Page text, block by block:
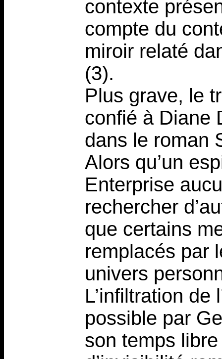
contexte
compte du
miroir relaté
(3).
Plus grave, le
confié à Diane
dans le roman
Alors qu’un
Enterprise
rechercher
que certains
remplacés par
univers
L’infiltration de
possible par
son temps